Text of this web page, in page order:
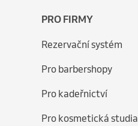
PRO FIRMY
Rezervační systém
Pro barbershopy
Pro kadeřnictví
Pro kosmetická studia